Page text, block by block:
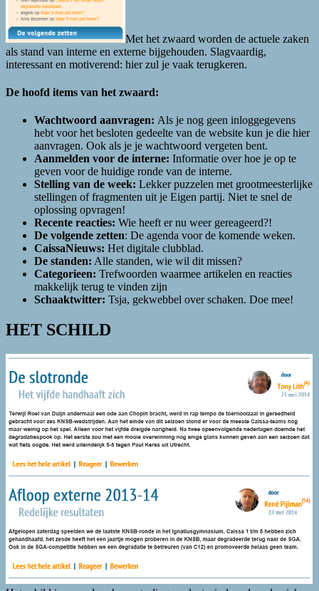
Met het zwaard worden de actuele zaken
als stand van interne en externe bijgehouden. Slagvaardig,
interessant en motiverend: hier zul je vaak terugkeren.
De hoofd items van het zwaard:
Wachtwoord aanvragen: Als je nog geen inloggegevens
hebt voor het besloten gedeelte van de website kun je die hier
aanvragen. Ook als je je wachtwoord vergeten bent.
Aanmelden voor de interne: Informatie over hoe je op te
geven voor de huidige ronde van de interne.
Stelling van de week: Lekker puzzelen met grootmeesterlijke
stellingen of fragmenten uit je Eigen partij. Niet te snel de
oplossing opvragen!
Recente reacties: Wie heeft er nu weer gereageerd?!
De volgende zetten: De agenda voor de komende weken.
CaissaNieuws: Het digitale clubblad.
De standen: Alle standen, wie wil dit missen?
Categorieen: Trefwoorden waarmee artikelen en reacties
makkelijk terug te vinden zijn
Schaaktwitter: Tsja, gekwebbel over schaken. Doe mee!
HET SCHILD